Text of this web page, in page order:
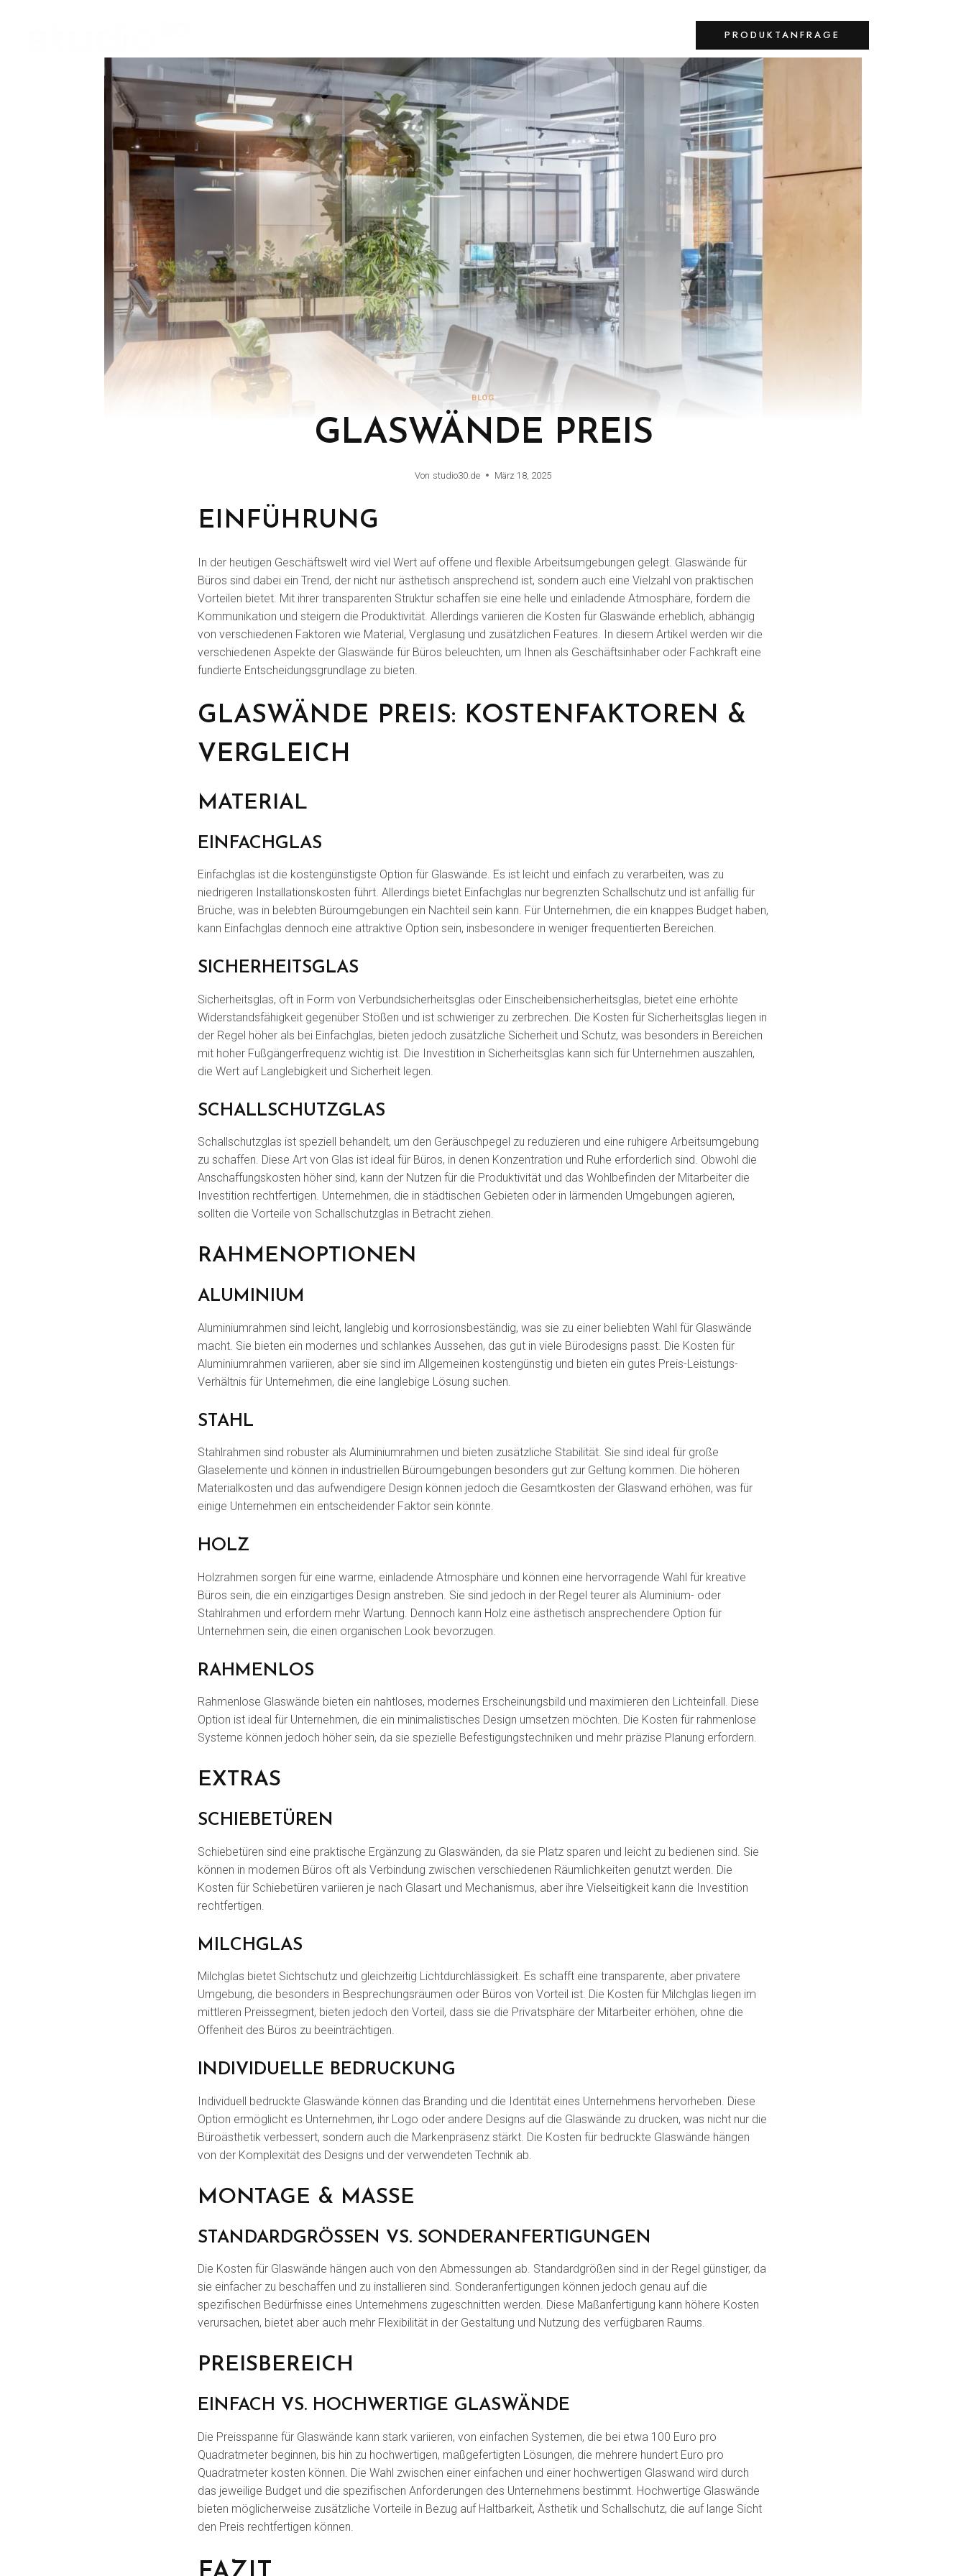
PRODUKTANFRAGE
BLOG
GLASWÄNDE PREIS
Von studio30.de März 18, 2025
EINFÜHRUNG
In der heutigen Geschäftswelt wird viel Wert auf offene und flexible Arbeitsumgebungen gelegt. Glaswände für
Büros sind dabei ein Trend, der nicht nur ästhetisch ansprechend ist, sondern auch eine Vielzahl von praktischen
Vorteilen bietet. Mit ihrer transparenten Struktur schaffen sie eine helle und einladende Atmosphäre, fördern die
Kommunikation und steigern die Produktivität. Allerdings variieren die Kosten für Glaswände erheblich, abhängig
von verschiedenen Faktoren wie Material, Verglasung und zusätzlichen Features. In diesem Artikel werden wir die
verschiedenen Aspekte der Glaswände für Büros beleuchten, um Ihnen als Geschäftsinhaber oder Fachkraft eine
fundierte Entscheidungsgrundlage zu bieten.
GLASWÄNDE PREIS: KOSTENFAKTOREN &
VERGLEICH
MATERIAL
EINFACHGLAS
Einfachglas ist die kostengünstigste Option für Glaswände. Es ist leicht und einfach zu verarbeiten, was zu
niedrigeren Installationskosten führt. Allerdings bietet Einfachglas nur begrenzten Schallschutz und ist anfällig für
Brüche, was in belebten Büroumgebungen ein Nachteil sein kann. Für Unternehmen, die ein knappes Budget haben,
kann Einfachglas dennoch eine attraktive Option sein, insbesondere in weniger frequentierten Bereichen.
SICHERHEITSGLAS
Sicherheitsglas, oft in Form von Verbundsicherheitsglas oder Einscheibensicherheitsglas, bietet eine erhöhte
Widerstandsfähigkeit gegenüber Stößen und ist schwieriger zu zerbrechen. Die Kosten für Sicherheitsglas liegen in
der Regel höher als bei Einfachglas, bieten jedoch zusätzliche Sicherheit und Schutz, was besonders in Bereichen
mit hoher Fußgängerfrequenz wichtig ist. Die Investition in Sicherheitsglas kann sich für Unternehmen auszahlen,
die Wert auf Langlebigkeit und Sicherheit legen.
SCHALLSCHUTZGLAS
Schallschutzglas ist speziell behandelt, um den Geräuschpegel zu reduzieren und eine ruhigere Arbeitsumgebung
zu schaffen. Diese Art von Glas ist ideal für Büros, in denen Konzentration und Ruhe erforderlich sind. Obwohl die
Anschaffungskosten höher sind, kann der Nutzen für die Produktivität und das Wohlbefinden der Mitarbeiter die
Investition rechtfertigen. Unternehmen, die in städtischen Gebieten oder in lärmenden Umgebungen agieren,
sollten die Vorteile von Schallschutzglas in Betracht ziehen.
RAHMENOPTIONEN
ALUMINIUM
Aluminiumrahmen sind leicht, langlebig und korrosionsbeständig, was sie zu einer beliebten Wahl für Glaswände
macht. Sie bieten ein modernes und schlankes Aussehen, das gut in viele Bürodesigns passt. Die Kosten für
Aluminiumrahmen variieren, aber sie sind im Allgemeinen kostengünstig und bieten ein gutes Preis-Leistungs-
Verhältnis für Unternehmen, die eine langlebige Lösung suchen.
STAHL
Stahlrahmen sind robuster als Aluminiumrahmen und bieten zusätzliche Stabilität. Sie sind ideal für große
Glaselemente und können in industriellen Büroumgebungen besonders gut zur Geltung kommen. Die höheren
Materialkosten und das aufwendigere Design können jedoch die Gesamtkosten der Glaswand erhöhen, was für
einige Unternehmen ein entscheidender Faktor sein könnte.
HOLZ
Holzrahmen sorgen für eine warme, einladende Atmosphäre und können eine hervorragende Wahl für kreative
Büros sein, die ein einzigartiges Design anstreben. Sie sind jedoch in der Regel teurer als Aluminium- oder
Stahlrahmen und erfordern mehr Wartung. Dennoch kann Holz eine ästhetisch ansprechendere Option für
Unternehmen sein, die einen organischen Look bevorzugen.
RAHMENLOS
Rahmenlose Glaswände bieten ein nahtloses, modernes Erscheinungsbild und maximieren den Lichteinfall. Diese
Option ist ideal für Unternehmen, die ein minimalistisches Design umsetzen möchten. Die Kosten für rahmenlose
Systeme können jedoch höher sein, da sie spezielle Befestigungstechniken und mehr präzise Planung erfordern.
EXTRAS
SCHIEBETÜREN
Schiebetüren sind eine praktische Ergänzung zu Glaswänden, da sie Platz sparen und leicht zu bedienen sind. Sie
können in modernen Büros oft als Verbindung zwischen verschiedenen Räumlichkeiten genutzt werden. Die
Kosten für Schiebetüren variieren je nach Glasart und Mechanismus, aber ihre Vielseitigkeit kann die Investition
rechtfertigen.
MILCHGLAS
Milchglas bietet Sichtschutz und gleichzeitig Lichtdurchlässigkeit. Es schafft eine transparente, aber privatere
Umgebung, die besonders in Besprechungsräumen oder Büros von Vorteil ist. Die Kosten für Milchglas liegen im
mittleren Preissegment, bieten jedoch den Vorteil, dass sie die Privatsphäre der Mitarbeiter erhöhen, ohne die
Offenheit des Büros zu beeinträchtigen.
INDIVIDUELLE BEDRUCKUNG
Individuell bedruckte Glaswände können das Branding und die Identität eines Unternehmens hervorheben. Diese
Option ermöglicht es Unternehmen, ihr Logo oder andere Designs auf die Glaswände zu drucken, was nicht nur die
Büroästhetik verbessert, sondern auch die Markenpräsenz stärkt. Die Kosten für bedruckte Glaswände hängen
von der Komplexität des Designs und der verwendeten Technik ab.
MONTAGE & MASSE
STANDARDGRÖSSEN VS. SONDERANFERTIGUNGEN
Die Kosten für Glaswände hängen auch von den Abmessungen ab. Standardgrößen sind in der Regel günstiger, da
sie einfacher zu beschaffen und zu installieren sind. Sonderanfertigungen können jedoch genau auf die
spezifischen Bedürfnisse eines Unternehmens zugeschnitten werden. Diese Maßanfertigung kann höhere Kosten
verursachen, bietet aber auch mehr Flexibilität in der Gestaltung und Nutzung des verfügbaren Raums.
PREISBEREICH
EINFACH VS. HOCHWERTIGE GLASWÄNDE
Die Preisspanne für Glaswände kann stark variieren, von einfachen Systemen, die bei etwa 100 Euro pro
Quadratmeter beginnen, bis hin zu hochwertigen, maßgefertigten Lösungen, die mehrere hundert Euro pro
Quadratmeter kosten können. Die Wahl zwischen einer einfachen und einer hochwertigen Glaswand wird durch
das jeweilige Budget und die spezifischen Anforderungen des Unternehmens bestimmt. Hochwertige Glaswände
bieten möglicherweise zusätzliche Vorteile in Bezug auf Haltbarkeit, Ästhetik und Schallschutz, die auf lange Sicht
den Preis rechtfertigen können.